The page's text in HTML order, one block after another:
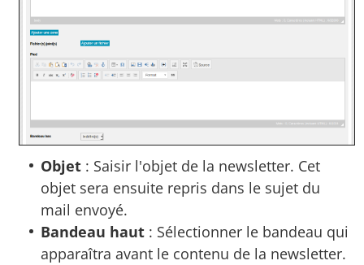
Objet : Saisir l'objet de la newsletter. Cet
objet sera ensuite repris dans le sujet du
mail envoyé.
Bandeau haut : Sélectionner le bandeau qui
apparaîtra avant le contenu de la newsletter.